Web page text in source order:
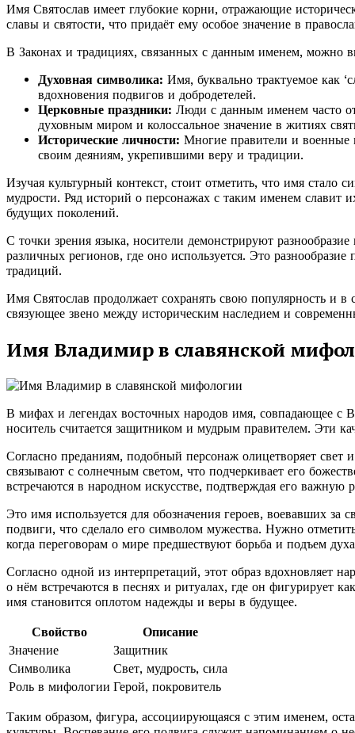
Имя Святослав имеет глубокие корни, отражающие
славы и святости, что придаёт ему особое значение в
В Законах и традициях, связанных с данным именем, можно
Духовная символика: Имя, буквально трактуемое как
вдохновения подвигов и добродетелей.
Церковные праздники: Люди с данным именем часто
духовным миром и колоссальное значение в житиях
Исторические личности: Многие правители и военные
своим деяниям, укрепившими веру и традиции.
Изучая культурный контекст, стоит отметить, что имя стало
мудрости. Ряд историй о персонажах с таким именем славит
будущих поколений.
С точки зрения языка, носители демонстрируют
различных регионов, где оно используется. Это
традиций.
Имя Святослав продолжает сохранять свою популярность и
связующее звено между историческим наследием и
Имя Владимир в славянской
В мифах и легендах восточных народов имя, совпадающее с
носитель считается защитником и мудрым правителем. Эти
Согласно преданиям, подобный персонаж олицетворяет свет
связывают с солнечным светом, что подчеркивает его
встречаются в народном искусстве, подтверждая его важную
Это имя используется для обозначения героев, воевавших
подвиги, что сделало его символом мужества. Нужно
когда переговорам о мире предшествуют борьба и подъем
Согласно одной из интерпретаций, этот образ вдохновляет
о нём встречаются в песнях и ритуалах, где он фигурирует
имя становится оплотом надежды и веры в будущее.
Свойство
Описание
Значение
Защитник
Символика
Свет, мудрость, сила
Роль в мифологии Герой, покровитель
Таким образом, фигура, ассоциирующаяся с этим именем,